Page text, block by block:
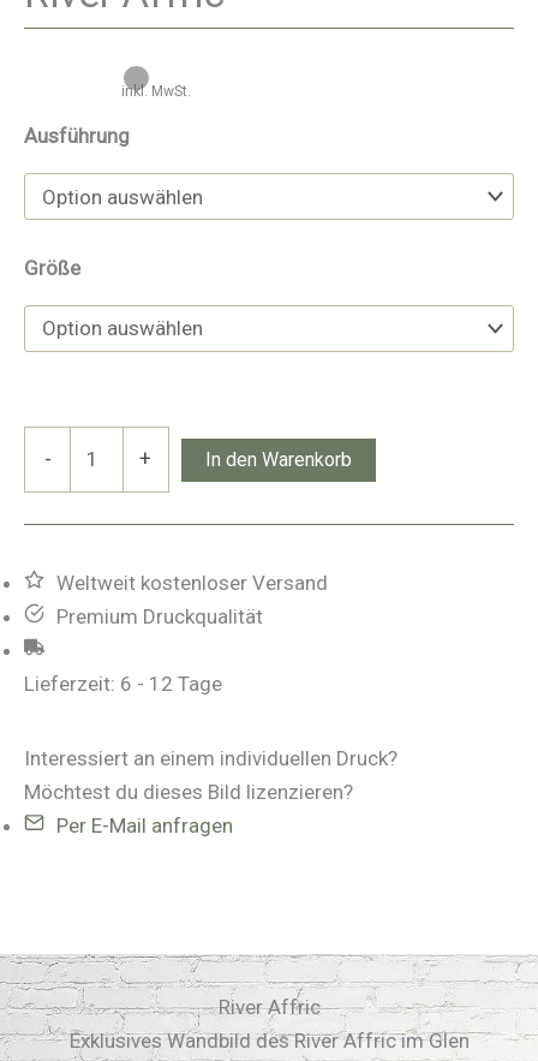
inkl. MwSt.
Ausführung
Größe
- + In den Warenkorb
Weltweit kostenloser Versand
Premium Druckqualität
Lieferzeit: 6 - 12 Tage
Interessiert an einem individuellen Druck?
Möchtest du dieses Bild lizenzieren?
Per E-Mail anfragen
River Affric
Exklusives Wandbild des River Affric im Glen